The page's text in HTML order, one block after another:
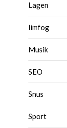
Lagen
limfog
Musik
SEO
Snus
Sport